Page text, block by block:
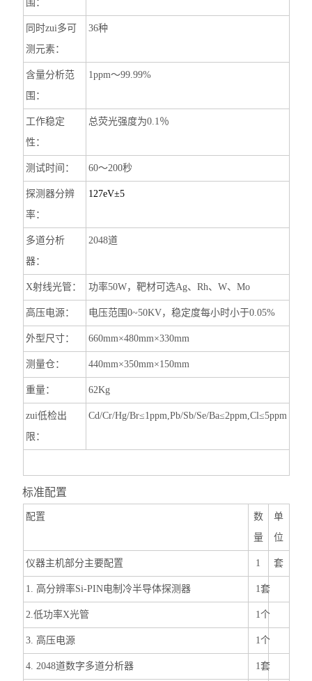
围：
同时zui多可
测元素：
36种
含量分析范
围：
1ppm～99.99%
工作稳定
性：
总荧光强度为0.1％
测试时间： 60～200秒
探测器分辨
率：
127eV±5
多道分析
器：
2048道
X射线光管： 功率50W，靶材可选Ag、 Rh、 W、 Mo
高压电源： 电压范围 0~50KV，稳定度每小时小于0.05%
外型尺寸： 660mm×480mm×330mm
测量仓： 440mm×350mm×150mm
重量： 62Kg
zui低检出
限：
Cd/Cr/Hg/Br≤1ppm,Pb/Sb/Se/Ba≤2ppm,Cl≤5ppm
标准配置
配置
数
量
单
位
仪器主机部分主要配置 1 套
1. 高分辨率Si-PIN电制冷半导体探测器 1套
2.低功率X光管 1个
3. 高压电源 1个
4. 2048道数字多道分析器 1套